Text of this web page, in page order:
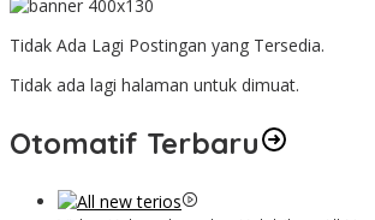
Tidak Ada Lagi Postingan yang Tersedia.
Tidak ada lagi halaman untuk dimuat.
Otomatif Terbaru